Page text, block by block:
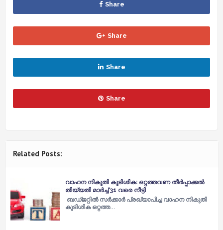
Share
Share
Share
Share
Related Posts:
വാഹന നികുതി കുടിശിക: ഒറ്റത്തവണ തീര്‍പ്പാക്കല്‍
തിയ്യതി മാര്‍ച്ച്‌ 31 വരെ നീട്ടി
ബഡ്ജറ്റില്‍ സര്‍ക്കാര്‍ പ്രഖ്യാപിച്ച വാഹന നികുതി
കുടിശിക ഒറ്റത്ത…